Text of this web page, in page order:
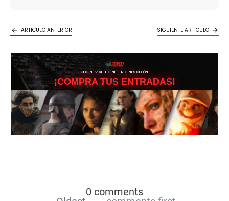
ARTICULO ANTERIOR SIGUIENTE ARTICULO
3DCINE VIVE EL CINE… EN CINES ODEÓN
¡COMPRA TUS ENTRADAS!
0 comments